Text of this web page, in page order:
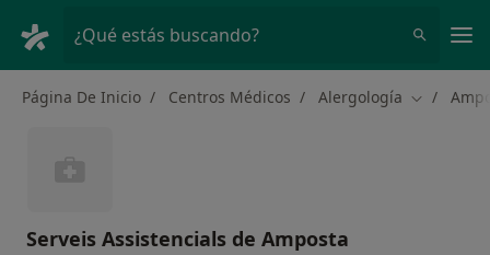
¿Qué estás buscando?
Página De Inicio Centros Médicos Alergología Cambiar
Serveis Assistencials de Amposta